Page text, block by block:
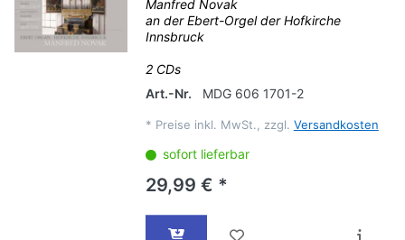
Manfred Novak
an der Ebert-Orgel der Hofkirche
Innsbruck
2 CDs
Art.-Nr.
MDG 606 1701-2
* Preise inkl. MwSt., zzgl. Versandkosten
sofort lieferbar
29,99 € *